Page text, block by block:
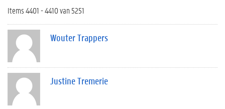
Items 4401 - 4410 van 5251
Wouter Trappers
Justine Tremerie